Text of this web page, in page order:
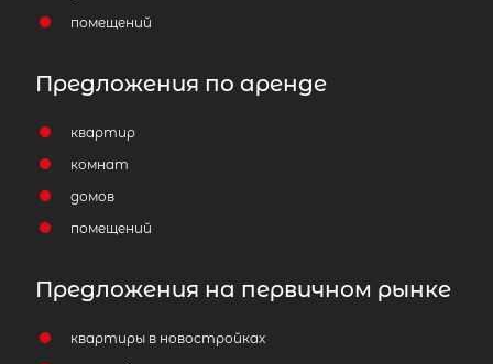
помещений
Предложения по аренде
квартир
комнат
домов
помещений
Предложения на первичном рынке
квартиры в новостройках